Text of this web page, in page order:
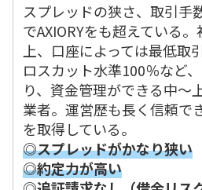
スプレッドの狭さ、取引手
でAXIORYをも超えている
上、口座によっては最低取
ロスカット水準100％など
り、資金管理ができる中～
業者。運営歴も長く信頼で
を取得している。
◎スプレッドがかなり狭い
◎約定力が高い